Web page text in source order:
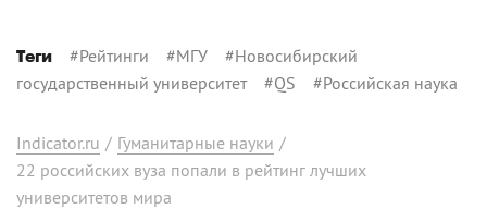
Теги #Рейтинги #МГУ #Новосибирский
государственный университет#QS #Российская наука
Indicator.ru / Гуманитарные науки /
22 российских вуза попали в рейтинг лучших
университетов мира